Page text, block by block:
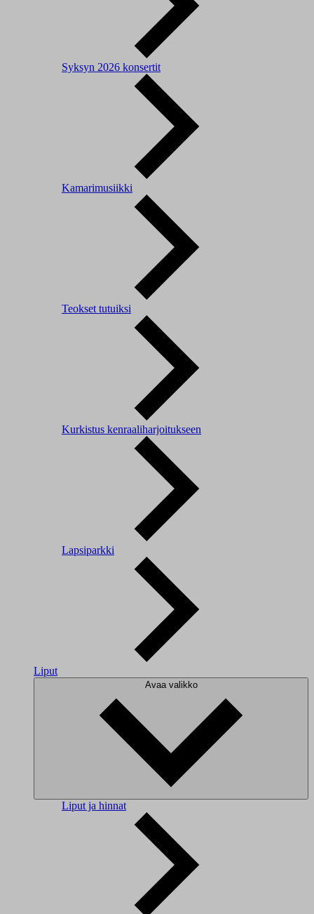
Syksyn 2026 konsertit
Kamarimusiikki
Teokset tutuiksi
Kurkistus kenraaliharjoitukseen
Lapsiparkki
Liput
Avaa valikko
Liput ja hinnat